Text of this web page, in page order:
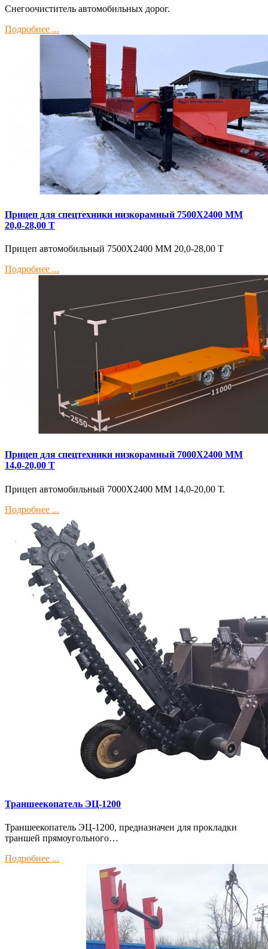
Снегоочиститель автомобильных дорог.
Подробнее ...
Прицеп для спецтехники низкорамный 7500Х2400 ММ
20,0-28,00 Т
Прицеп автомобильный 7500Х2400 ММ 20,0-28,00 Т
Подробнее ...
Прицеп для спецтехники низкорамный 7000Х2400 ММ
14,0-20,00 Т
Прицеп автомобильный 7000Х2400 ММ 14,0-20,00 Т.
Подробнее ...
Траншеекопатель ЭЦ-1200
Траншеекопатель ЭЦ-1200, предназначен для прокладки
траншей прямоугольного…
Подробнее ...